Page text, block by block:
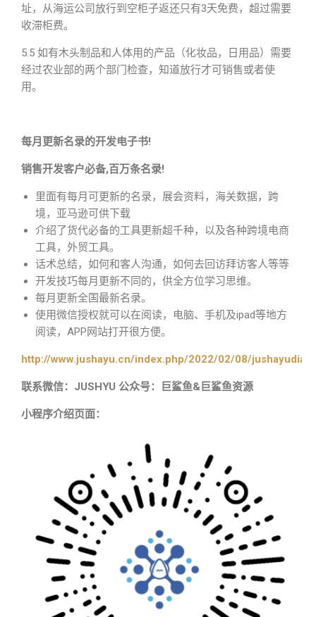
址，从海运公司放行到空柜子返还只有3天免费，超过需要
收滞柜费。
5.5 如有木头制品和人体用的产品（化妆品，日用品）需要
经过农业部的两个部门检查，知道放行才可销售或者使
用。
每月更新名录的开发电子书!
销售开发客户必备,百万条名录!
里面有每月可更新的名录，展会资料，海关数据，跨
境，亚马逊可供下载
介绍了货代必备的工具更新超千种，以及各种跨境电商
工具，外贸工具。
话术总结，如何和客人沟通，如何去回访拜访客人等等
开发技巧每月更新不同的，供全方位学习思维。
每月更新全国最新名录。
使用微信授权就可以在阅读，电脑、手机及ipad等地方
阅读，APP网站打开很方便。
http://www.jushayu.cn/index.php/2022/02/08/
联系微信：JUSHYU 公众号：巨鲨鱼&巨鲨鱼资源
小程序介绍页面：